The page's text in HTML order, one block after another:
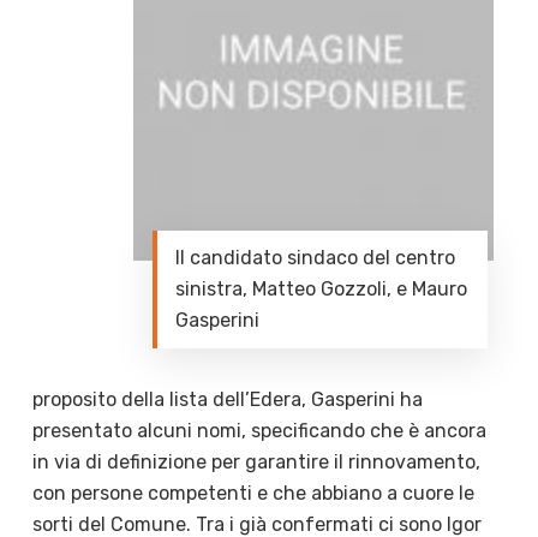
Il candidato sindaco del centro
sinistra, Matteo Gozzoli, e Mauro
Gasperini
proposito della lista dell’Edera, Gasperini ha
presentato alcuni nomi, specificando che è ancora
in via di definizione per garantire il rinnovamento,
con persone competenti e che abbiano a cuore le
sorti del Comune. Tra i già confermati ci sono Igor